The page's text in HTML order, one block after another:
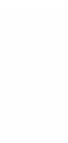
bẩy của Tủ